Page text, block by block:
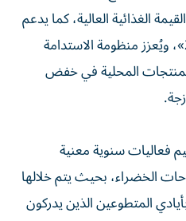
الغذائية العالية، كما يدعم
البرنامج «عام الاستدامة 2024»، ويُعزز منظومة الاستدامة
للمنتجات المحلية في خفض
فعاليات سنوية معنية
الخضراء، بحيث يتم خلالها
المتطوعين الذين يدركون